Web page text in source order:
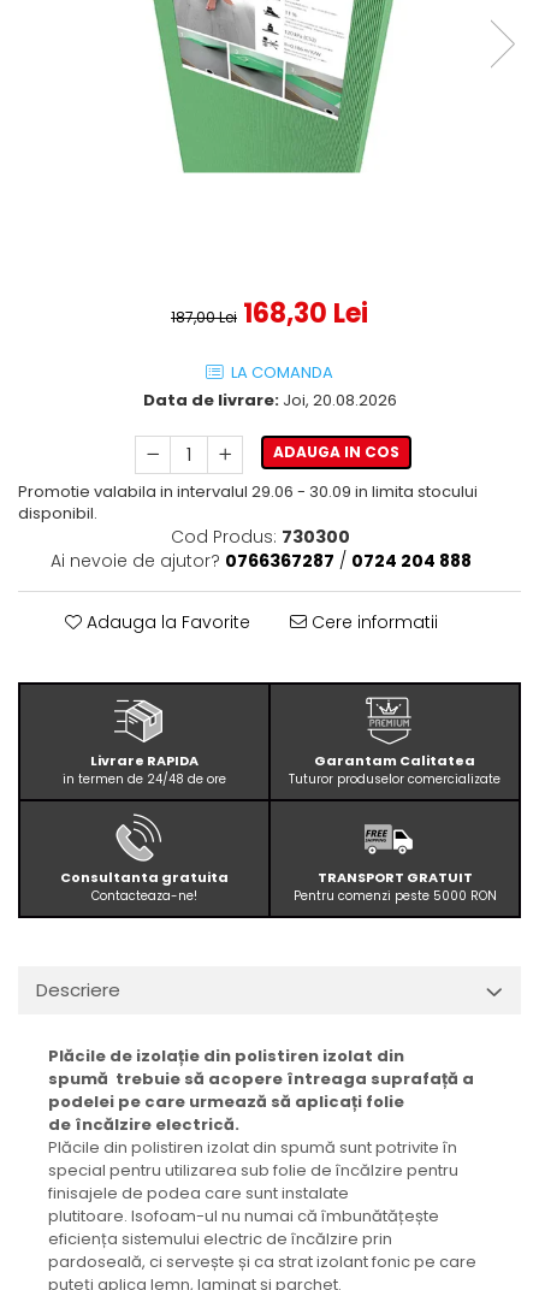
187,00 Lei 168,30 Lei
LA COMANDA
Data de livrare:Joi, 20.08.2026
ADAUGA IN COS
Promotie valabila in intervalul 29.06 - 30.09 in limita stocului
disponibil.
Cod Produs: 730300
Ai nevoie de ajutor? 0766367287 / 0724 204 888
Adauga la Favorite Cere informatii
Livrare RAPIDA
in termen de 24/48 de ore
Garantam Calitatea
Tuturor produselor comercializate
Consultanta gratuita
Contacteaza-ne!
TRANSPORT GRATUIT
Pentru comenzi peste 5000 RON
Descriere
Plăcile de izolație din polistiren izolat din
spumă trebuie să acopere întreaga suprafață a
podelei pe care urmează să aplicați folie
de încălzire electrică.
Plăcile din polistiren izolat din spumă sunt potrivite în
special pentru utilizarea sub folie de încălzire pentru
finisajele de podea care sunt instalate
plutitoare. Isofoam-ul nu numai că îmbunătățește
eficiența sistemului electric de încălzire prin
pardoseală, ci servește și ca strat izolant fonic pe care
puteți aplica lemn, laminat și parchet.